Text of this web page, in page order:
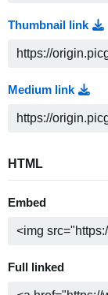
Thumbnail link
Medium link
HTML
Embed
Full linked